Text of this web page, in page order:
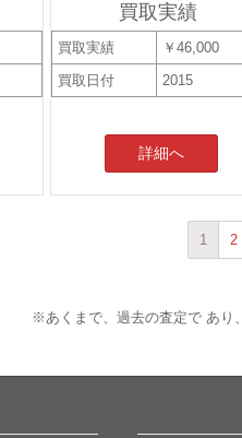
買取実績
買取実績
￥46,000
買取日付
2015
詳細へ
1 2
※あくまで、過去の査定で あり